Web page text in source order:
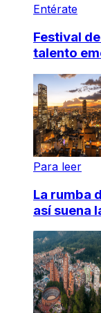
Entérate
Festival
talento
Para leer
La rumba
así suena